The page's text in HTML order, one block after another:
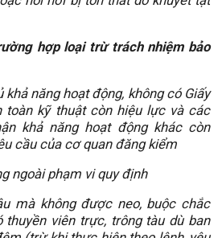
hợp loại trừ trách nhiệm bảo
khả năng hoạt động, không có Giấy
toàn kỹ thuật còn hiệu lực và các
khả năng hoạt động khác còn
cầu của cơ quan đăng kiểm
ngoài phạm vi quy định
mà không được neo, buộc chắc
thuyền viên trực, trông tàu dù ban